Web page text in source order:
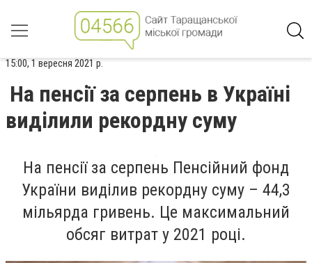
15:00, 1 вересня 2021 р.
На пенсії за серпень в Україні
виділили рекордну суму
На пенсії за серпень Пенсійний фонд
України виділив рекордну суму – 44,3
мільярда гривень. Це максимальний
обсяг витрат у 2021 році.